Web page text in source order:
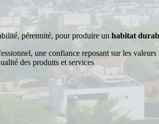
pérennité, pour produire un habitat
une confiance reposant sur les
des produits et services